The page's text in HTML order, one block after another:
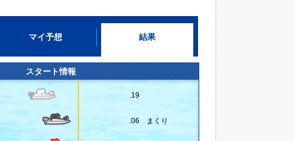
マイ予想 結果
スタート情報
.19
.06 まくり